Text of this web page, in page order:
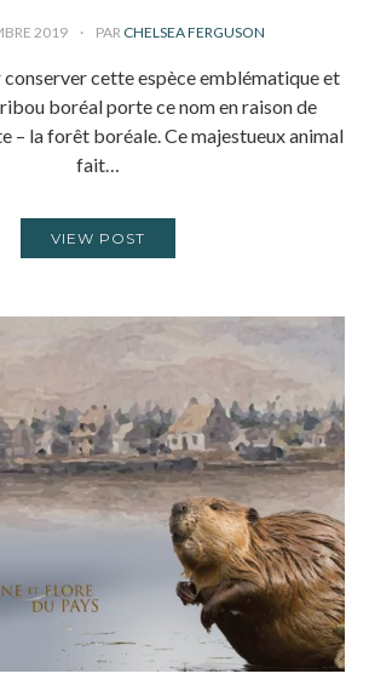
2019 PAR CHELSEA FERGUSON
conserver cette espèce emblématique et
boréal porte ce nom en raison de
– la forêt boréale. Ce majestueux animal
fait…
VIEW POST